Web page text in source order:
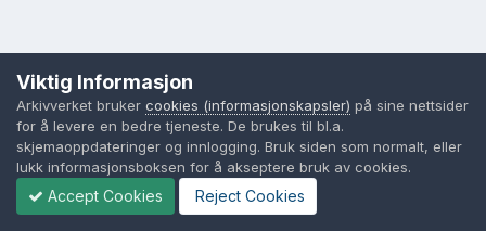
Viktig Informasjon
Arkivverket bruker cookies (informasjonskapsler) på sine nettsider
for å levere en bedre tjeneste. De brukes til bl.a.
skjemaoppdateringer og innlogging. Bruk siden som normalt, eller
lukk informasjonsboksen for å akseptere bruk av cookies.
Accept Cookies Reject Cookies